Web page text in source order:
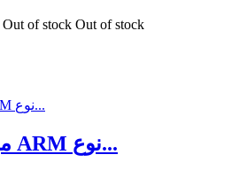
Out of stock Out of stock
مبرمجة متحكمات ARM نوع...